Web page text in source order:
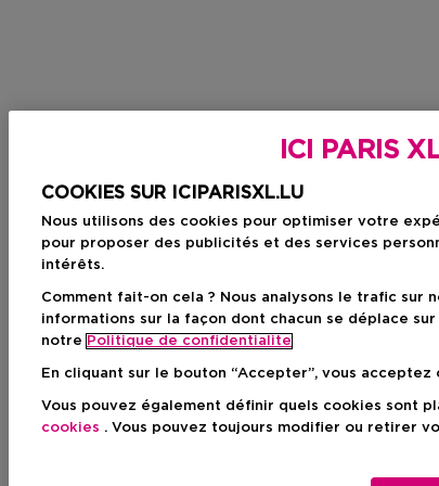
ICI PARIS
COOKIES SUR ICIPARISXL.LU
Nous utilisons des cookies pour optimiser votre
pour proposer des publicités et des services
intérêts.
Comment fait-on cela ? Nous analysons le trafic sur
informations sur la façon dont chacun se déplace
notre Politique de confidentialite
En cliquant sur le bouton “Accepter”, vous acceptez
Vous pouvez également définir quels cookies sont
cookies . Vous pouvez toujours modifier ou retirer